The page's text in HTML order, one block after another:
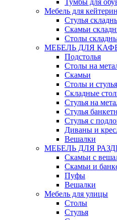
Тумбы для
Мебель для
Стулья
Скамьи
Столы
МЕБЕЛЬ ДЛЯ
Подстолья
Столы на
Скамьи
Столы и
Складные
Стулья на
Стулья
Стулья с
Диваны и
Вешалки
МЕБЕЛЬ ДЛЯ
Скамьи с
Скамьи и
Пуфы
Вешалки
Мебель для улицы
Столы
Стулья